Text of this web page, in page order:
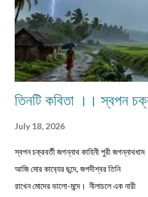
তিনটি কবিতা ।। স্বপন
July 18, 2026
স্বপন চক্রবর্তী জগন্নাথ কাহিনী
আজি মোর কাব‍্যের ছন্দে, জগদীশ্বর
রাখেন মোদের ভালো-মন্দে।